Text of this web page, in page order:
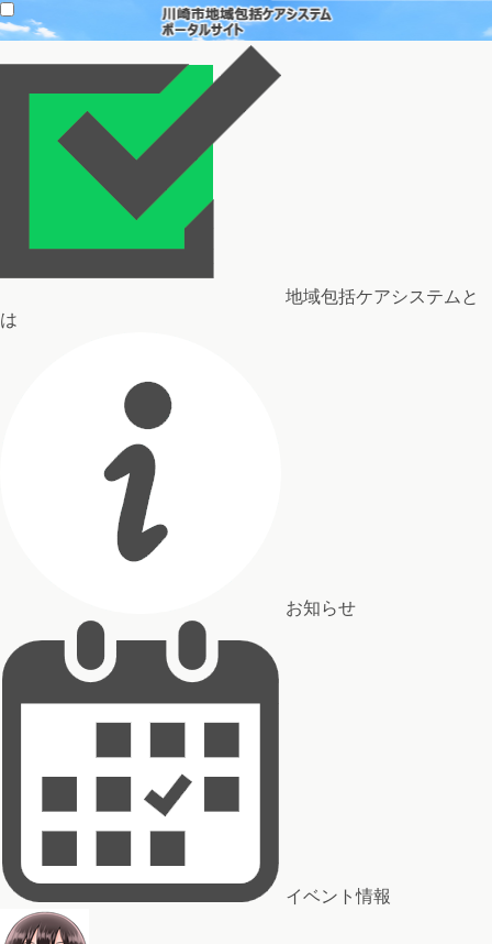
地域包括ケアシステムと
は
お知らせ
イベント情報